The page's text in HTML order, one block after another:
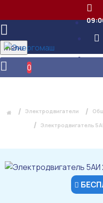
Menu
0
Электродвигатели
Электродвигатель